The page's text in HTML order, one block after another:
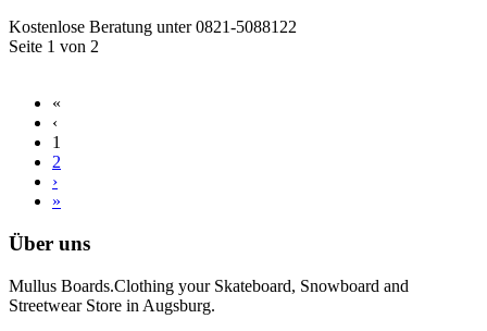
Kostenlose Beratung unter 0821-5088122
Seite 1 von 2
«
‹
1
2
›
»
Über uns
Mullus Boards.Clothing your Skateboard, Snowboard and
Streetwear Store in Augsburg.